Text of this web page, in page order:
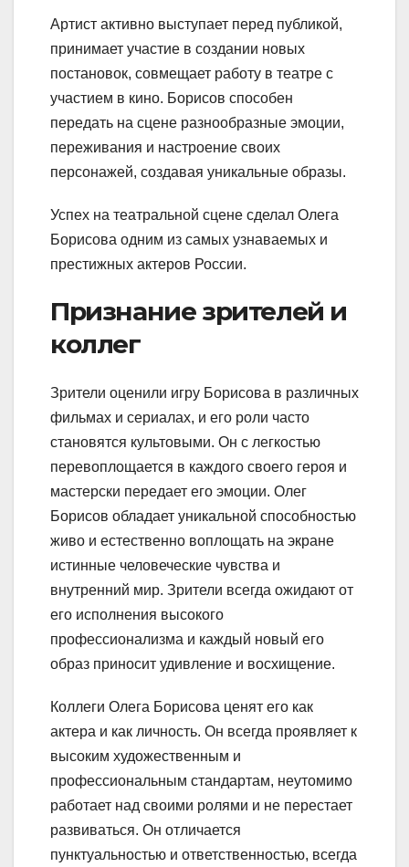
Артист активно выступает перед публикой,
принимает участие в создании новых
постановок, совмещает работу в театре с
участием в кино. Борисов способен
передать на сцене разнообразные эмоции,
переживания и настроение своих
персонажей, создавая уникальные образы.
Успех на театральной сцене сделал Олега
Борисова одним из самых узнаваемых и
престижных актеров России.
Признание зрителей и
коллег
Зрители оценили игру Борисова в различных
фильмах и сериалах, и его роли часто
становятся культовыми. Он с легкостью
перевоплощается в каждого своего героя и
мастерски передает его эмоции. Олег
Борисов обладает уникальной способностью
живо и естественно воплощать на экране
истинные человеческие чувства и
внутренний мир. Зрители всегда ожидают от
его исполнения высокого
профессионализма и каждый новый его
образ приносит удивление и восхищение.
Коллеги Олега Борисова ценят его как
актера и как личность. Он всегда проявляет к
высоким художественным и
профессиональным стандартам, неутомимо
работает над своими ролями и не перестает
развиваться. Он отличается
пунктуальностью и ответственностью, всегда